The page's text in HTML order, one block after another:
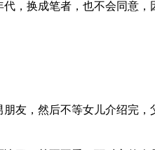
，换成笔者，也不会同意，
友，然后不等女儿介绍完，